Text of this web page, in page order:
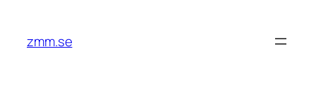
innehåll
zmm.se